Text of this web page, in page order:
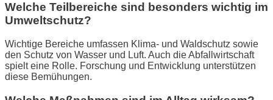
Welche Teilbereiche sind besonders wichtig im
Umweltschutz?
Wichtige Bereiche umfassen Klima- und Waldschutz sowie
den Schutz von Wasser und Luft. Auch die Abfallwirtschaft
spielt eine Rolle. Forschung und Entwicklung unterstützen
diese Bemühungen.